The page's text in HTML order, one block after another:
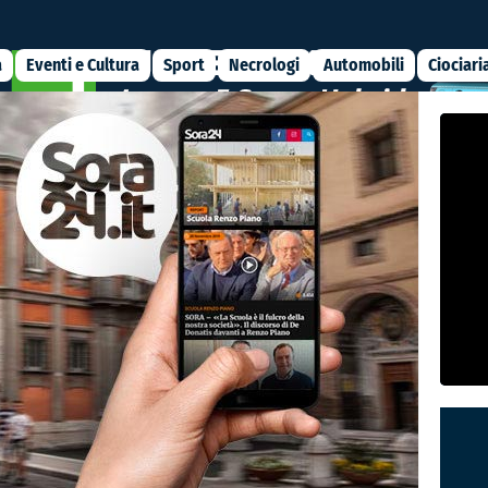
Eventi e Cultura Sport Necrologi Automobili